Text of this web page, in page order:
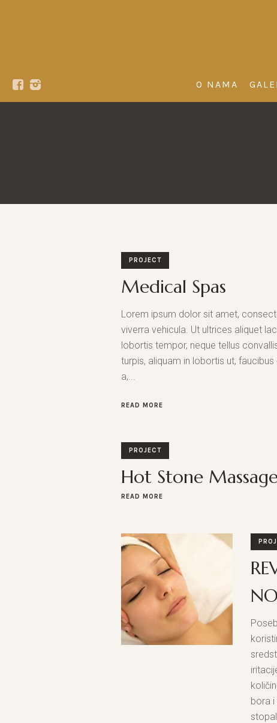
O NAMA
PROJECT
Medical Spas
Lorem ipsum dolor sit amet,
viverra vehicula. Ut ultrices aliquet
lobortis tempor, neque tellus
turpis, aliquam in lobortis ut,
a,...
READ MORE
PROJECT
Hot Stone
READ MORE
bora i